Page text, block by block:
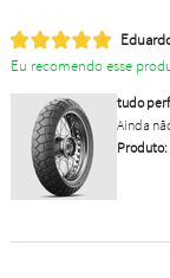
Eu recomendo esse
tudo
Ainda
Produto: